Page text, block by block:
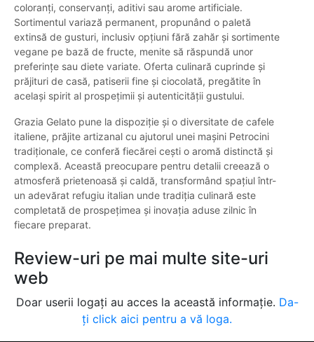
coloranți, conservanți, aditivi sau arome artificiale.
Sortimentul variază permanent, propunând o paletă
extinsă de gusturi, inclusiv opțiuni fără zahăr și sortimente
vegane pe bază de fructe, menite să răspundă unor
preferințe sau diete variate. Oferta culinară cuprinde și
prăjituri de casă, patiserii fine și ciocolată, pregătite în
același spirit al prospețimii și autenticității gustului.
Grazia Gelato pune la dispoziție și o diversitate de cafele
italiene, prăjite artizanal cu ajutorul unei mașini Petrocini
tradiționale, ce conferă fiecărei cești o aromă distinctă și
complexă. Această preocupare pentru detalii creează o
atmosferă prietenoasă și caldă, transformând spațiul într-
un adevărat refugiu italian unde tradiția culinară este
completată de prospețimea și inovația aduse zilnic în
fiecare preparat.
Review-uri pe mai multe site-uri
web
Doar userii logați au acces la această informație. Da-
ți click aici pentru a vă loga.